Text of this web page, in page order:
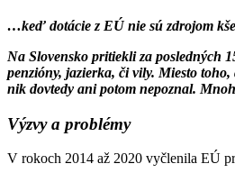
…keď dotácie z EÚ nie sú zdrojom
Na Slovensko pritiekli za posledných
penzióny, jazierka, či vily. Miesto
nik dovtedy ani potom nepoznal.
Výzvy a problémy
V rokoch 2014 až 2020 vyčlenila EÚ